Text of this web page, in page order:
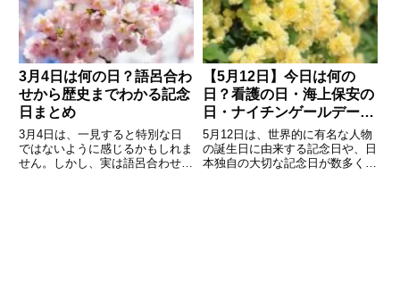
六曜カレンダーを詳しく紹介
何気なく過ぎてしまう一日も、
3月4日は何の日？語呂合わ
せから歴史までわかる記念
日まとめ
3月4日は、一見すると特別な日
ではないように感じるかもしれま
せん。しかし、実は語呂合わせや
【5月12日】今日は何の
日？看護の日・海上保安の
日・ナイチンゲールデーな
どをわかりやすく解説
5月12日は、世界的に有名な人物
の誕生日に由来する記念日や、日
本独自の大切な記念日が数多く存